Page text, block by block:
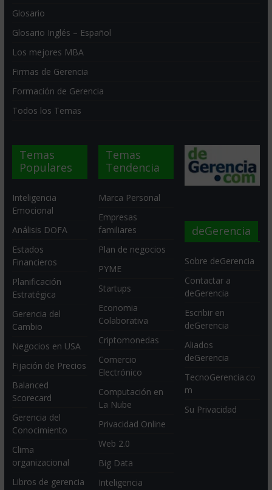
Glosario
Glosario Inglés – Español
Los mejores MBA
Firmas de Gerencia
Formación de Gerencia
Todos los Temas
Temas
Populares
Inteligencia
Emocional
Análisis DOFA
Estados
Financieros
Planificación
Estratégica
Gerencia del
Cambio
Negocios en USA
Fijación de Precios
Balanced
Scorecard
Gerencia del
Conocimiento
Clima
organizacional
Libros de gerencia
Temas
Tendencia
Marca Personal
Empresas
familiares
Plan de negocios
PYME
Startups
Economia
Colaborativa
Criptomonedas
Comercio
Electrónico
Computación en
La Nube
Privacidad Online
Web 2.0
Big Data
Inteligencia
deGerencia
Sobre deGerencia
Contactar a
deGerencia
Escribir en
deGerencia
Aliados
deGerencia
TecnoGerencia.co
m
Su Privacidad